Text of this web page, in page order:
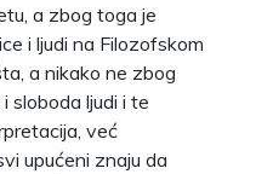
a zbog toga je
i ljudi na Filozofskom
a nikako ne zbog
sloboda ljudi i te
već
upućeni znaju da